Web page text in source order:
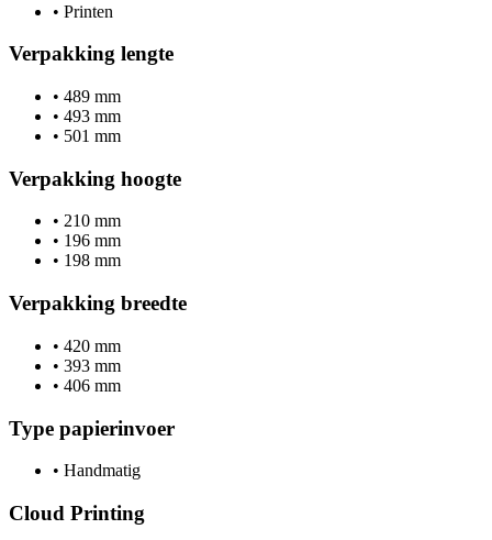
• Printen
Verpakking lengte
• 489 mm
• 493 mm
• 501 mm
Verpakking hoogte
• 210 mm
• 196 mm
• 198 mm
Verpakking breedte
• 420 mm
• 393 mm
• 406 mm
Type papierinvoer
• Handmatig
Cloud Printing